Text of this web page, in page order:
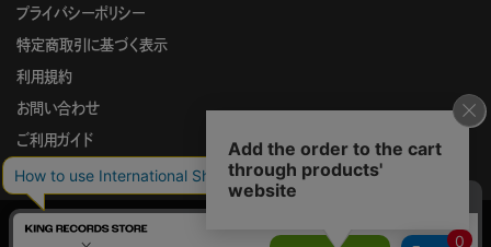
プライバシーポリシー
特定商取引に基づく表示
利用規約
お問い合わせ
ご利用ガイド
KING
このサイトでは、サイトの利便性向上を目的に、Cookieを使用していま